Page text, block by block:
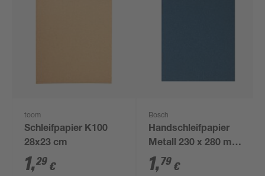
toom
Schleifpapier K100
28x23 cm
1,29 €
Bosch
Handschleifpapier
Metall 230 x 280 mm
K40
1,79 €